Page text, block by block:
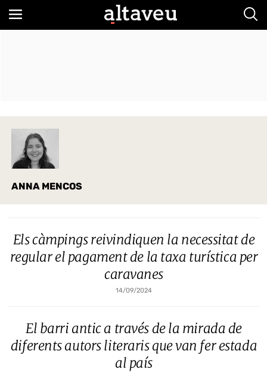
ANNA MENCOS
Els càmpings reivindiquen la necessitat de
regular el pagament de la taxa turística per
caravanes
14/09/2024
El barri antic a través de la mirada de
diferents autors literaris que van fer estada
al país